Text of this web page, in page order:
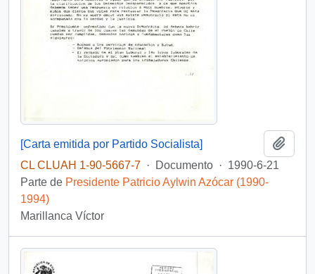
[Carta emitida por Partido Socialista]
CL CLUAH 1-90-5667-7 · Documento · 1990-6-21
Parte de Presidente Patricio Aylwin Azócar (1990-
1994)
Marillanca Víctor